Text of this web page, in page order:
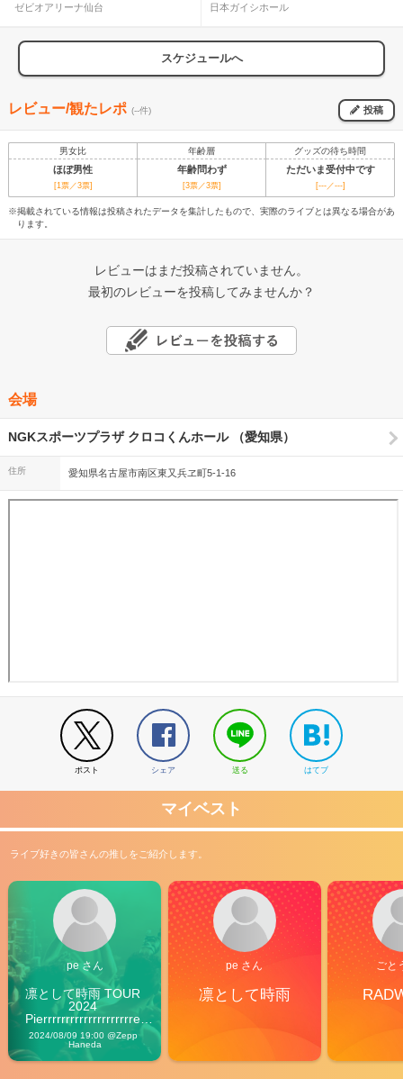
ゼビオアリーナ仙台
日本ガイシホール
スケジュールへ
レビュー/観たレポ (--件) 投稿
男女比 年齢層 グッズの待ち時間
ほぼ男性 年齢問わず ただいま受付中です
[1票／3票] [3票／3票] [---／---]
※掲載されている情報は投稿されたデータを集計したもので、実際のライブとは異なる場合があ
ります。
レビューはまだ投稿されていません。
最初のレビューを投稿してみませんか？
会場
NGKスポーツプラザ クロコくんホール （愛知県）
住所 愛知県名古屋市南区東又兵ヱ町5-1-16
ポスト シェア 送る はてブ
マイベスト
ライブ好きの皆さんの推しをご紹介します。
pe さん
凛として時雨 TOUR
2024
Pierrrrrrrrrrrrrrrrrrrre
Vibes
2024/08/09 19:00 @Zepp
Haneda
pe さん
凛として時雨
ごと